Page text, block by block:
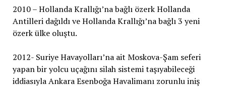
2010 – Hollanda Krallığı’na bağlı özerk Hollanda
Antilleri dağıldı ve Hollanda Krallığı’na bağlı 3 yeni
özerk ülke oluştu.
2012- Suriye Havayolları’na ait Moskova-Şam seferi
yapan bir yolcu uçağını silah sistemi taşıyabileceği
iddiasıyla Ankara Esenboğa Havalimanı zorunlu iniş